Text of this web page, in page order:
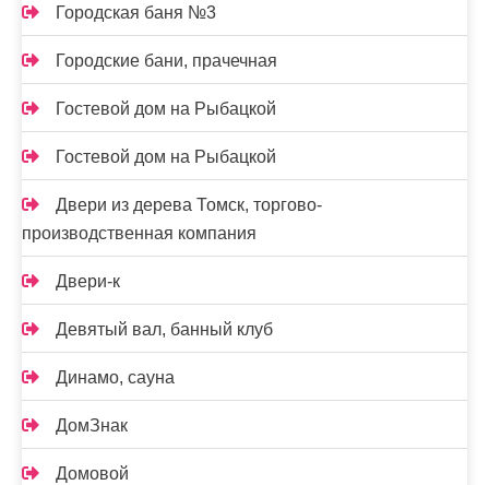
Городская баня №3
Городские бани, прачечная
Гостевой дом на Рыбацкой
Гостевой дом на Рыбацкой
Двери из дерева Томск, торгово-
производственная компания
Двери-к
Девятый вал, банный клуб
Динамо, сауна
ДомЗнак
Домовой